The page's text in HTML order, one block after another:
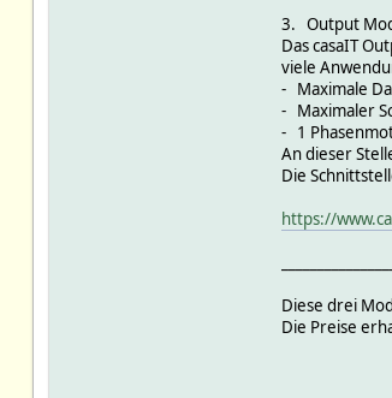
3. Output
Das casaIT
viele
- Maximale
- Maximaler
- 1
An dieser
Die
https://
Diese drei
Die Preise